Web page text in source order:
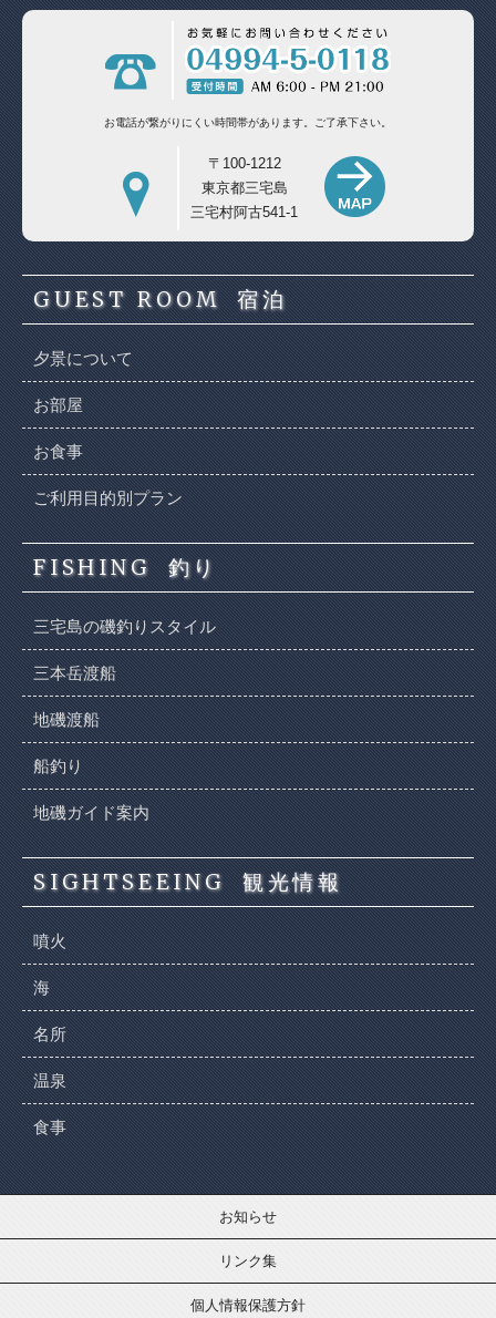
お電話が繋がりにくい時間帯があります。 ご了承下さい。
〒100-1212
東京都三宅島
三宅村阿古541-1
GUEST ROOM 宿泊
夕景について
お部屋
お食事
ご利用目的別プラン
FISHING 釣り
三宅島の磯釣りスタイル
三本岳渡船
地磯渡船
船釣り
地磯ガイド案内
SIGHTSEEING 観光情報
噴火
海
名所
温泉
食事
お知らせ
リンク集
個人情報保護方針